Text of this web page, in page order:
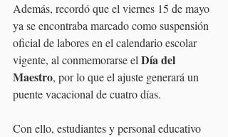
Además, recordó que el viernes 15 de mayo
ya se encontraba marcado como suspensión
oficial de labores en el calendario escolar
vigente, al conmemorarse el Día del
Maestro, por lo que el ajuste generará un
puente vacacional de cuatro días.
Con ello, estudiantes y personal educativo